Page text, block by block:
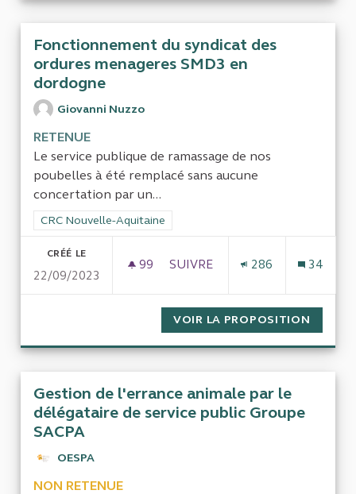
Fonctionnement du syndicat des
ordures menageres SMD3 en
dordogne
Giovanni Nuzzo
RETENUE
Le service publique de ramassage de nos
poubelles à été remplacé sans aucune
concertation par un...
Filtrer les résultats de la catégorie : CRC Nouvelle-Aquitaine
CRC Nouvelle-Aquitaine
CRÉÉ LE
22/09/2023
99 99 ABONNÉS
SUIVRE 286 34
VOIR LA PROPOSITION
Gestion de l'errance animale par le
délégataire de service public Groupe
SACPA
OESPA
NON RETENUE